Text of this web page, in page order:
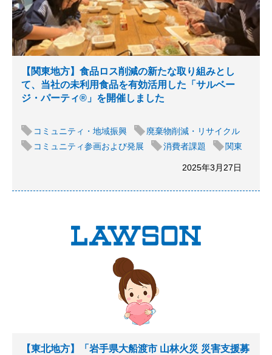
【関東地方】食品ロス削減の新たな取り組みとし
て、当社の未利用食品を有効活用した「サルベー
ジ・パーティ®」を開催しました
コミュニティ・地域振興
廃棄物削減・リサイクル
コミュニティ参画および発展
消費者課題 関東
2025年3月27日
【東北地方】「岩手県大船渡市 山林火災 災害支援募